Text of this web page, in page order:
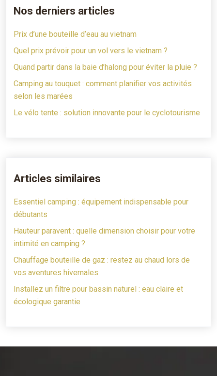
Nos derniers articles
Prix d’une bouteille d’eau au vietnam
Quel prix prévoir pour un vol vers le vietnam ?
Quand partir dans la baie d’halong pour éviter la pluie ?
Camping au touquet : comment planifier vos activités
selon les marées
Le vélo tente : solution innovante pour le cyclotourisme
Articles similaires
Essentiel camping : équipement indispensable pour
débutants
Hauteur paravent : quelle dimension choisir pour votre
intimité en camping ?
Chauffage bouteille de gaz : restez au chaud lors de
vos aventures hivernales
Installez un filtre pour bassin naturel : eau claire et
écologique garantie